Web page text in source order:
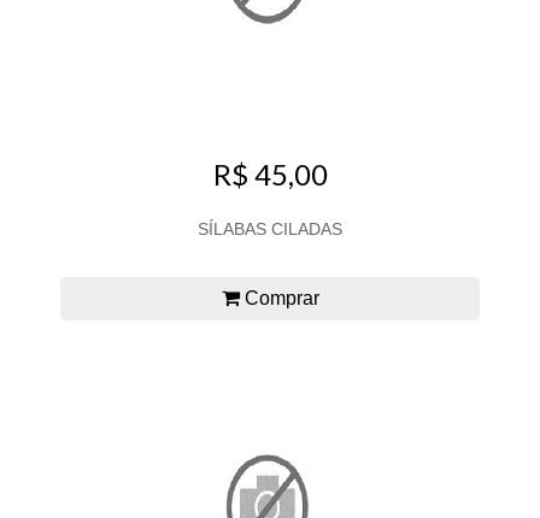
R$ 45,00
SÍLABAS CILADAS
Comprar